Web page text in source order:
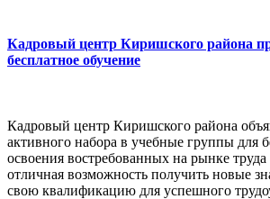
Кадровый центр Киришского района
бесплатное обучение
Кадровый центр Киришского района
активного набора в учебные группы для
освоения востребованных на рынке
отличная возможность получить новые
свою квалификацию для успешного